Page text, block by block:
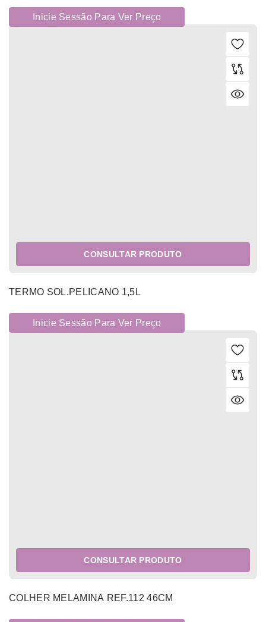
Inicie Sessão Para Ver Preço
CONSULTAR PRODUTO
TERMO SOL.PELICANO 1,5L
Inicie Sessão Para Ver Preço
CONSULTAR PRODUTO
COLHER MELAMINA REF.112 46CM